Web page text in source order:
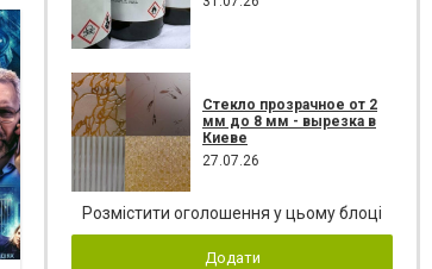
Стекло прозрачное от 2
мм до 8 мм - вырезка в
Киеве
27.07.26
Розмістити оголошення у цьому блоці
Додати